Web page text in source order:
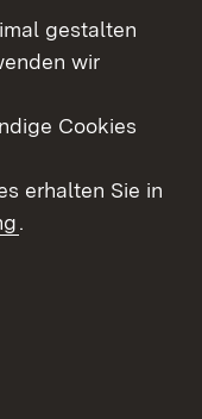
gestalten
wir
Cookies
erhalten Sie in
.